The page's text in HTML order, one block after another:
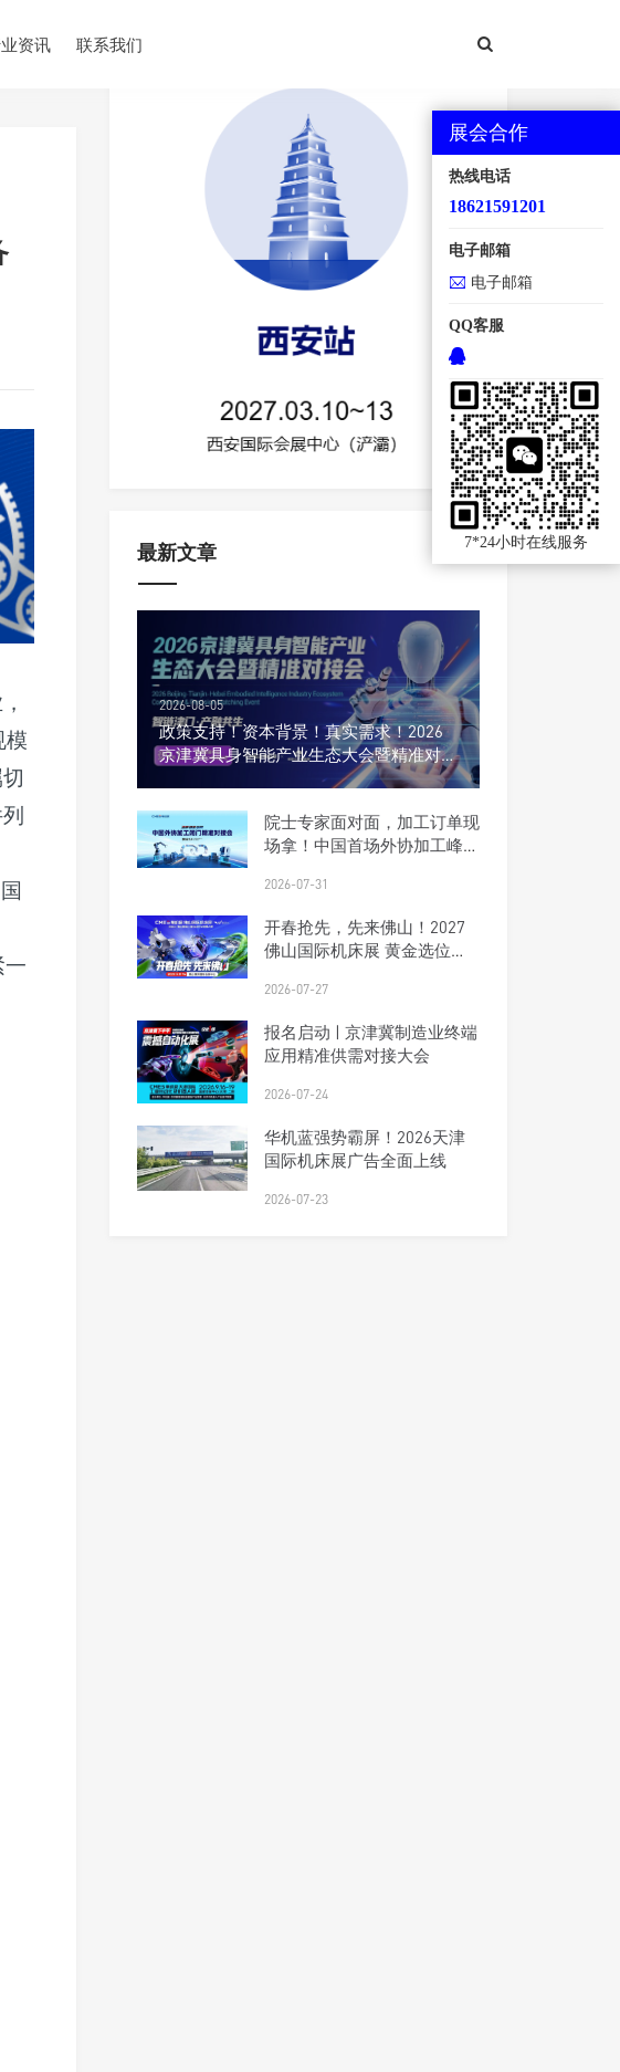
资讯 联系我们
模
一
地点：西安国际会展中心【浐灞
最新文章
2026-08-05
政策支持！资本背景！真实需求！2026
京津冀具身智能产业生态大会暨精准对接
院士专家面对面，加工订单现
场拿！中国首场外协加工峰会
2026-07-31
开春抢先，先来佛山！2027
佛山国际机床展 黄金选位正
2026-07-27
报名启动 | 京津冀制造业终端
应用精准供需对接大会
2026-07-24
华机蓝强势霸屏！2026天津
国际机床展广告全面上线
2026-07-23
展会合作
热线电话
18621591201
电子邮箱
电子邮箱
QQ客服
7*24小时在线服务